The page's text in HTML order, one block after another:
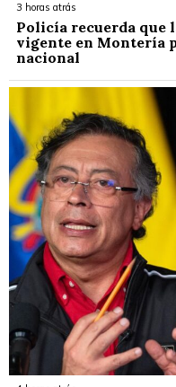
3 horas atrás
Policía recuerda que
vigente en Montería
nacional